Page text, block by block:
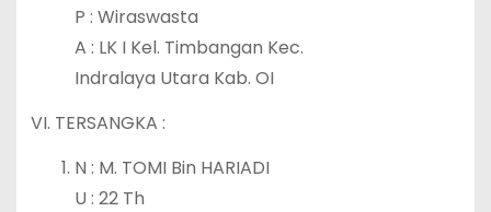
P : Wiraswasta
A : LK I Kel. Timbangan Kec.
Indralaya Utara Kab. OI
VI. TERSANGKA :
N : M. TOMI Bin HARIADI
U : 22 Th